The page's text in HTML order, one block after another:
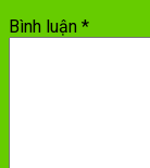
Bình luận *